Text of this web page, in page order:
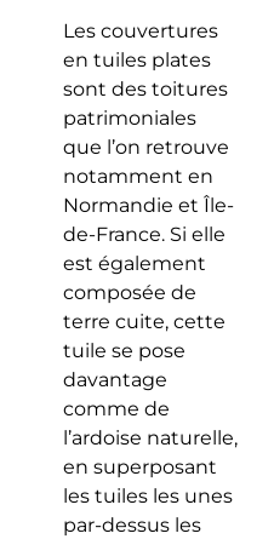
Les couvertures
en tuiles plates
sont des toitures
patrimoniales
que l’on retrouve
notamment en
Normandie et Île-
de-France. Si elle
est également
composée de
terre cuite, cette
tuile se pose
davantage
comme de
l’ardoise naturelle,
en superposant
les tuiles les unes
par-dessus les